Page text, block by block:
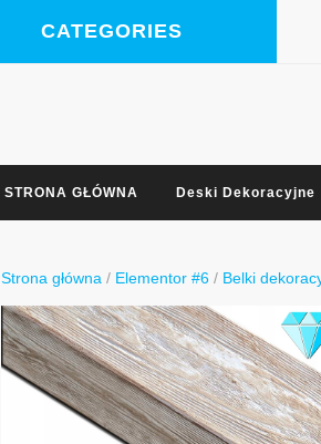
CATEGORIES
STRONA GŁÓWNA Deski Dekoracyjne
Strona główna / Elementor #6 / Belki